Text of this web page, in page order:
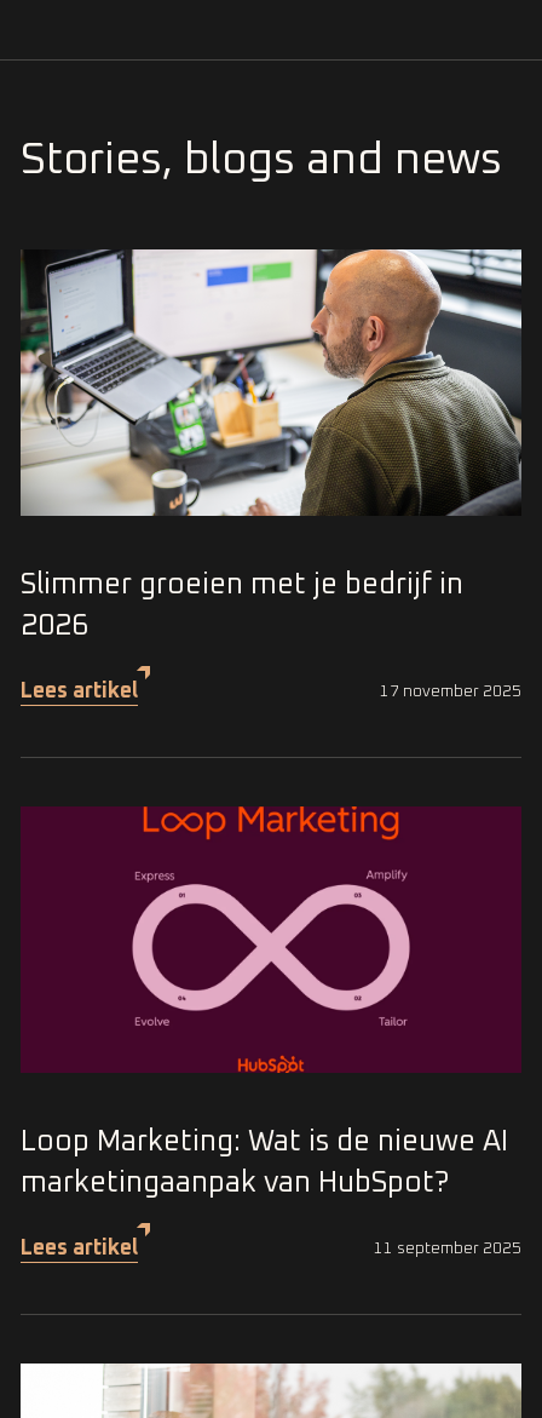
Stories, blogs and news
Slimmer groeien met je bedrijf in
2026
Lees artikel 17 november 2025
Loop Marketing: Wat is de nieuwe AI
marketingaanpak van HubSpot?
Lees artikel 11 september 2025